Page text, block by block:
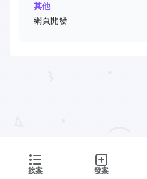
接案 發案
其他
網頁開發